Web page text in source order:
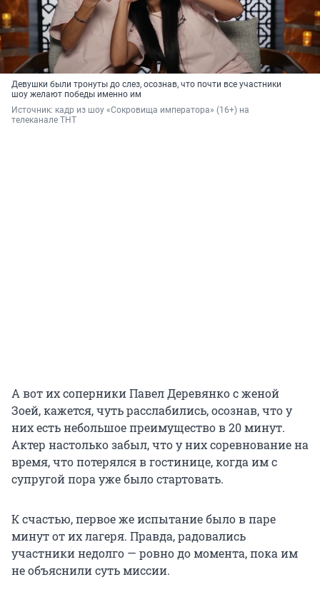
Девушки были тронуты до слез, осознав, что почти все участники
шоу желают победы именно им
Источник: кадр из шоу «Сокровища императора» (16+) на
телеканале ТНТ
А вот их соперники Павел Деревянко с женой
Зоей, кажется, чуть расслабились, осознав, что у
них есть небольшое преимущество в 20 минут.
Актер настолько забыл, что у них соревнование на
время, что потерялся в гостинице, когда им с
супругой пора уже было стартовать.
К счастью, первое же испытание было в паре
минут от их лагеря. Правда, радовались
участники недолго — ровно до момента, пока им
не объяснили суть миссии.